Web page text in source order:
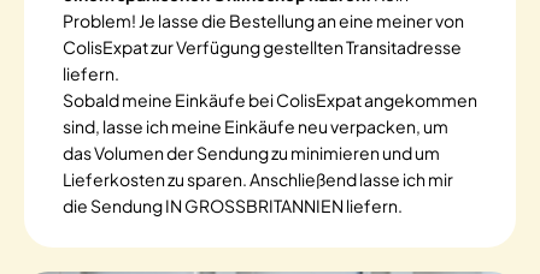
Problem! Je lasse die Bestellung an eine meiner von
ColisExpat zur Verfügung gestellten Transitadresse
liefern.
Sobald meine Einkäufe bei ColisExpat angekommen
sind, lasse ich meine Einkäufe neu verpacken, um
das Volumen der Sendung zu minimieren und um
Lieferkosten zu sparen. Anschließend lasse ich mir
die Sendung IN GROSSBRITANNIEN liefern.